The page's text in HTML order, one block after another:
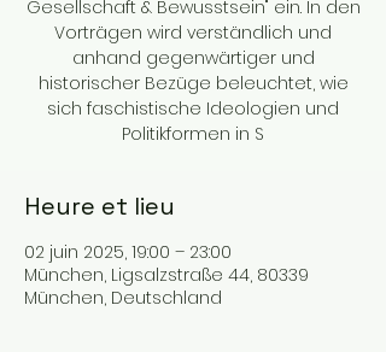
Gesellschaft & Bewusstsein" ein. In den
Vorträgen wird verständlich und
anhand gegenwärtiger und
historischer Bezüge beleuchtet, wie
sich faschistische Ideologien und
Politikformen in S
Heure et lieu
02 juin 2025, 19:00 – 23:00
München, Ligsalzstraße 44, 80339
München, Deutschland